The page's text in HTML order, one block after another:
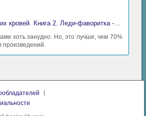
хоть занудно. Но, это лучше, чем 70%
произведений.